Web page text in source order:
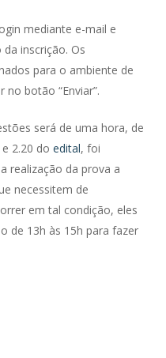
mediante e-mail e
inscrição. Os
para o ambiente de
botão “Enviar”.
será de uma hora, de
2.20 do edital, foi
realização da prova a
necessitem de
em tal condição, eles
de 13h às 15h para fazer